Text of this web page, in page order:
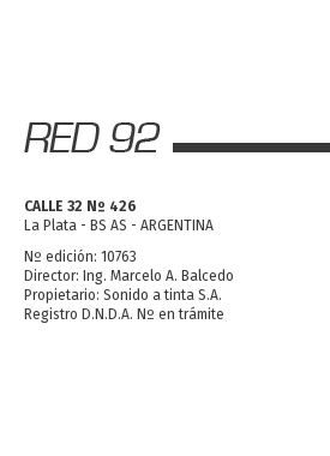
CALLE 32 Nº 426
La Plata - BS AS - ARGENTINA
Nº edición: 10763
Director: Ing. Marcelo A. Balcedo
Propietario: Sonido a tinta S.A.
Registro D.N.D.A. Nº en trámite